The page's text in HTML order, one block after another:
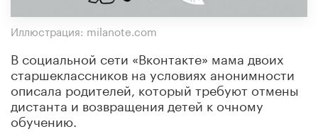
Иллюстрация: milanote.com
В социальной сети «Вконтакте» мама двоих
старшеклассников на условиях анонимности
описала родителей, который требуют отмены
дистанта и возвращения детей к очному
обучению.